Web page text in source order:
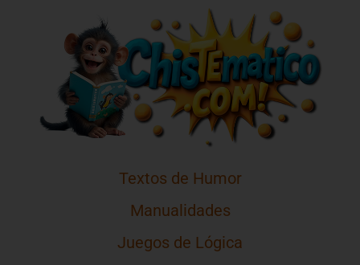
Textos de Humor
Manualidades
Juegos de Lógica